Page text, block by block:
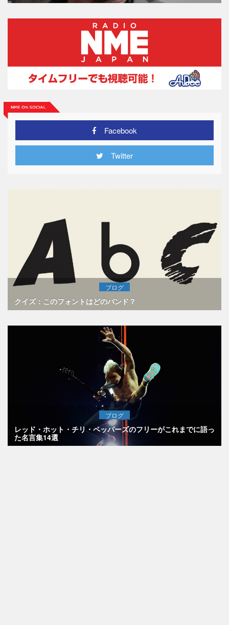
Facebook
Twitter
ブログ
クイズ：このフォントはどのバンド？
ブログ
レッド・ホット・チリ・ペッパーズのフリーがこれまでに語っ
た名言集14選